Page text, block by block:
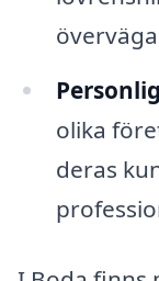
olika
deras